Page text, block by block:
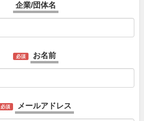
企業/団体名
必須 お名前
必須 メールアドレス